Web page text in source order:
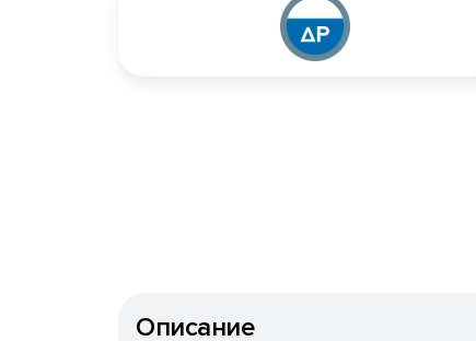
Описание